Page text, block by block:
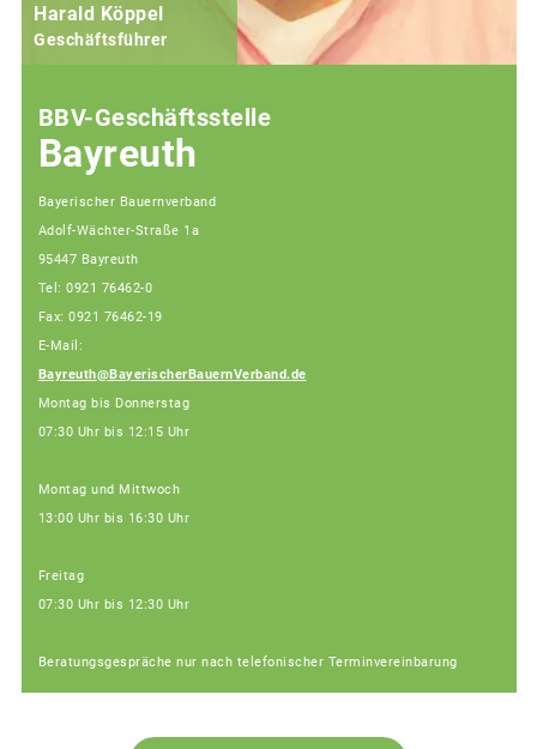
Harald Köppel
Geschäftsführer
BBV-Geschäftsstelle
Bayreuth
Bayerischer Bauernverband
Adolf-Wächter-Straße 1a
95447 Bayreuth
Tel: 0921 76462-0
Fax: 0921 76462-19
E-Mail:
Bayreuth@BayerischerBauernVerband.de
Montag bis Donnerstag
07:30 Uhr bis 12:15 Uhr
Montag und Mittwoch
13:00 Uhr bis 16:30 Uhr
Freitag
07:30 Uhr bis 12:30 Uhr
Beratungsgespräche nur nach telefonischer Terminvereinbarung